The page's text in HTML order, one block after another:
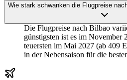
Wie stark schwanken die Flugpreise
Die Flugpreise nach Bilbao
günstigsten ist es im November
teuersten im Mai 2027 (ab 409
in der Nebensaison für die